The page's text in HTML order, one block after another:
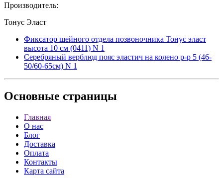
Производитель:
Тонус Эласт
Фиксатор шейного отдела позвоночника Тонус эласт
высота 10 см (0411) N 1
Серебряный верблюд пояс эластич на колено р-р 5 (46-
50/60-65см) N 1
Основные страницы
Главная
О нас
Блог
Доставка
Оплата
Контакты
Карта сайта